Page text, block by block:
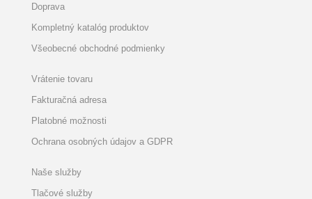
Doprava
Kompletný katalóg produktov
Všeobecné obchodné podmienky
Vrátenie tovaru
Fakturačná adresa
Platobné možnosti
Ochrana osobných údajov a GDPR
Naše služby
Tlačové služby